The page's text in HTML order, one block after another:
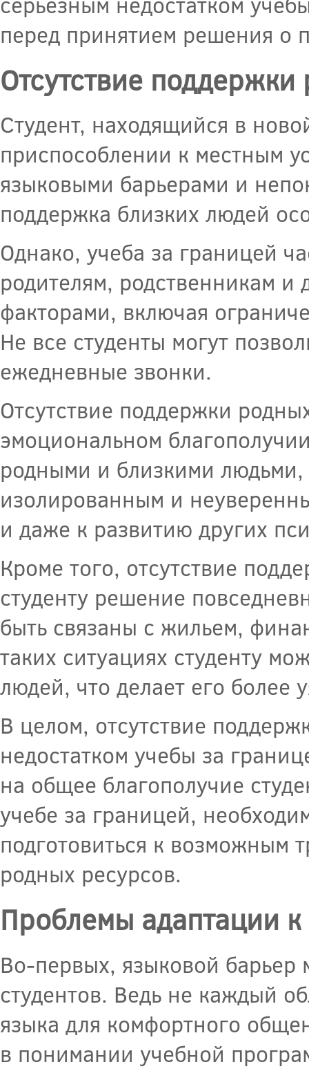
перед принятием решения о
Отсутствие
Студент, находящийся в
приспособлении к местным
языковыми барьерами и
поддержка близких людей
Однако, учеба за границей
родителям, родственникам
факторами, включая
Не все студенты могут
ежедневные звонки.
Отсутствие поддержки
эмоциональном
родными и близкими людьми,
изолированным и
и даже к развитию других
Кроме того, отсутствие
студенту решение
быть связаны с жильем,
таких ситуациях студенту
людей, что делает его более
В целом, отсутствие
недостатком учебы за
на общее благополучие
учебе за границей,
подготовиться к возможным
родных ресурсов.
Проблемы адаптации к
Во-первых, языковой барьер
студентов. Ведь не каждый
языка для комфортного
в понимании учебной